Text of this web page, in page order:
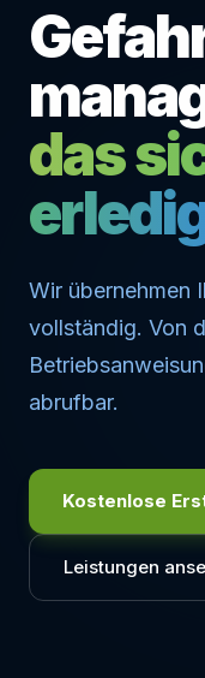
das
Wir übernehmen
vollständig. Von
abrufbar.
Kostenlose
Leistungen